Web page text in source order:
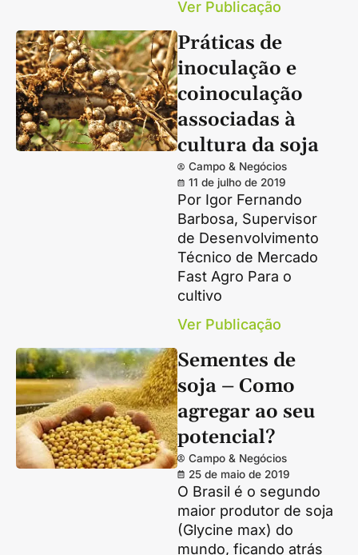
Ver Publicação
Práticas de
inoculação e
coinoculação
associadas à
cultura da soja
Campo & Negócios
11 de julho de 2019
Por Igor Fernando
Barbosa, Supervisor
de Desenvolvimento
Técnico de Mercado
Fast Agro Para o
cultivo
Ver Publicação
Sementes de
soja – Como
agregar ao seu
potencial?
Campo & Negócios
25 de maio de 2019
O Brasil é o segundo
maior produtor de soja
(Glycine max) do
mundo, ficando atrás